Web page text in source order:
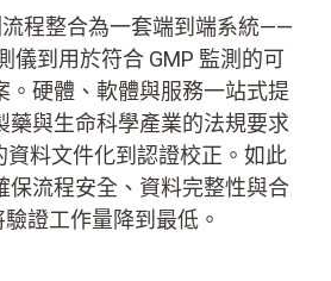
程整合為一套端到端系統——
儀到用於符合 GMP 監測的可
。硬體、軟體與服務一站式提
藥與生命科學產業的法規要求
料文件化到認證校正。如此
保流程安全、資料完整性與合
證工作量降到最低。